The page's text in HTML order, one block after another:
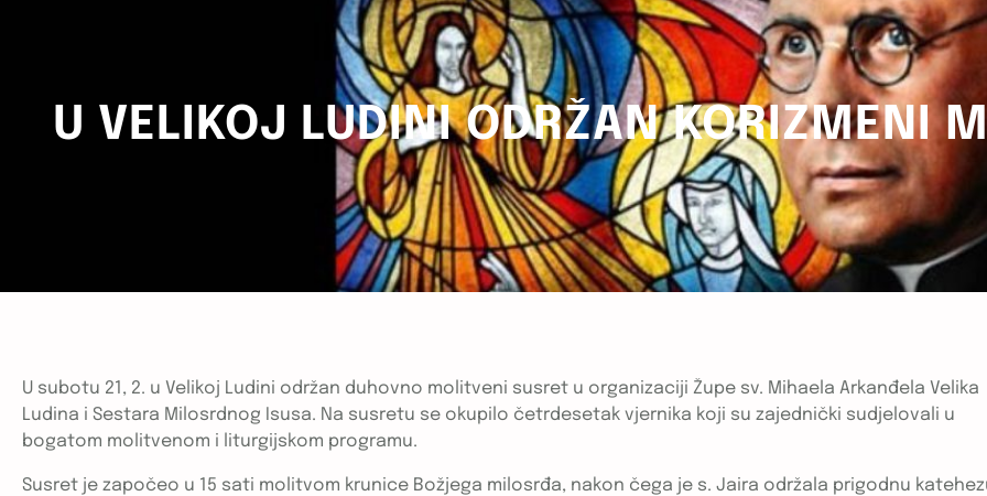
U VELIKOJ LUDINI ODRŽAN KORIZMENI
U subotu 21, 2. u Velikoj Ludini održan duhovno molitveni susret u organizaciji Župe sv. Mihaela Arkanđela Velika
Ludina i Sestara Milosrdnog Isusa. Na susretu se okupilo četrdesetak vjernika koji su zajednički sudjelovali u
bogatom molitvenom i liturgijskom programu.
Susret je započeo u 15 sati molitvom krunice Božjega milosrđa, nakon čega je s. Jaira održala prigodnu